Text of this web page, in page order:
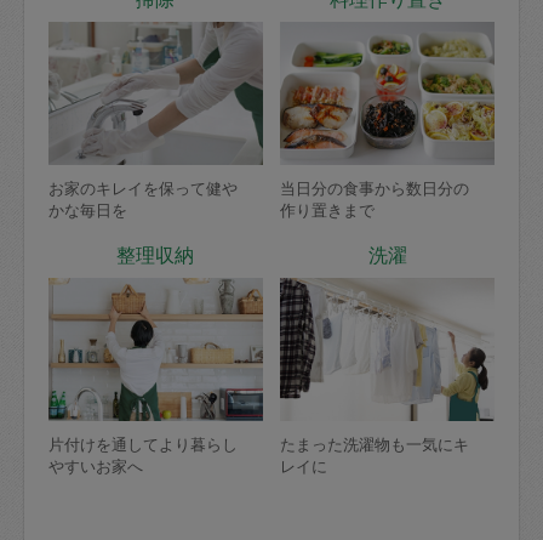
お家のキレイを保って健や
かな毎日を
当日分の食事から数日分の
作り置きまで
整理収納
片付けを通してより暮らし
やすいお家へ
洗濯
たまった洗濯物も一気にキ
レイに